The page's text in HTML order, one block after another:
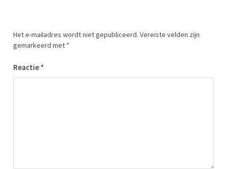
Het e-mailadres wordt niet gepubliceerd. Vereiste velden zijn
gemarkeerd met *
Reactie *